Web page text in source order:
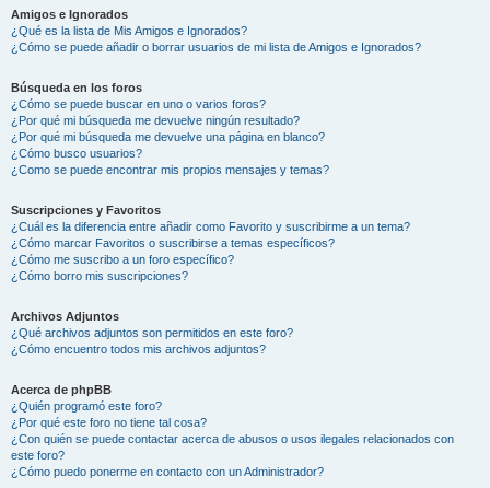
Amigos e Ignorados
¿Qué es la lista de Mis Amigos e Ignorados?
¿Cómo se puede añadir o borrar usuarios de mi lista de Amigos e Ignorados?
Búsqueda en los foros
¿Cómo se puede buscar en uno o varios foros?
¿Por qué mi búsqueda me devuelve ningún resultado?
¿Por qué mi búsqueda me devuelve una página en blanco?
¿Cómo busco usuarios?
¿Como se puede encontrar mis propios mensajes y temas?
Suscripciones y Favoritos
¿Cuál es la diferencia entre añadir como Favorito y suscribirme a un tema?
¿Cómo marcar Favoritos o suscribirse a temas específicos?
¿Cómo me suscribo a un foro específico?
¿Cómo borro mis suscripciones?
Archivos Adjuntos
¿Qué archivos adjuntos son permitidos en este foro?
¿Cómo encuentro todos mis archivos adjuntos?
Acerca de phpBB
¿Quién programó este foro?
¿Por qué este foro no tiene tal cosa?
¿Con quién se puede contactar acerca de abusos o usos ilegales relacionados con
este foro?
¿Cómo puedo ponerme en contacto con un Administrador?